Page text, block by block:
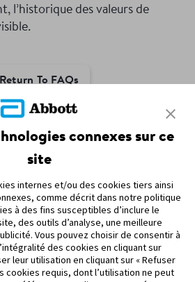
l’historique des valeurs de
Return To FAQs
ET RÉFÉRENCES
connexes sur ce
site
internes et/ou des cookies tiers ainsi
comme décrit dans notre politique
à des fins susceptibles d’inclure le
des outils d’analyse, une meilleure
Vous pouvez choisir de consentir à
des cookies en cliquant sur
leur utilisation en cliquant sur « Refuser
cookies requis, dont l’utilisation ne peut